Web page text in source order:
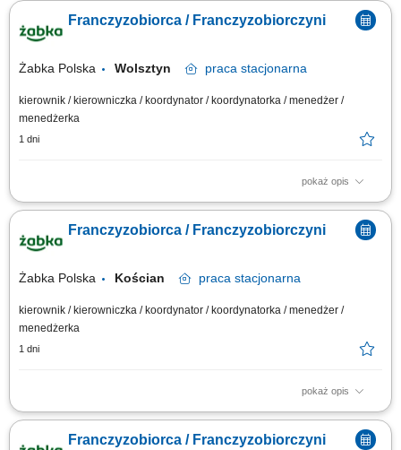
oparciu o sprawdzony model biznesowy. Dbanie o wysoką jakość obsługi.
Monitorowanie stanów magazynowych i zamówień. Dostosowywanie
asortymentu sklepu do potrzeb lokalnego rynku. Współpraca z centralą w
Franczyzobiorca / Franczyzobiorczyni
Żabka Polska Wolsztyn praca stacjonarna
kierownik / kierowniczka / koordynator / koordynatorka / menedżer /
menedżerka
1 dni
pokaż opis
Główne zadania: Prowadzenie własnej działalności gospodarczej w
oparciu o sprawdzony model biznesowy. Dbanie o wysoką jakość obsługi.
Monitorowanie stanów magazynowych i zamówień. Dostosowywanie
asortymentu sklepu do potrzeb lokalnego rynku. Współpraca z centralą w
Franczyzobiorca / Franczyzobiorczyni
Żabka Polska Kościan praca stacjonarna
kierownik / kierowniczka / koordynator / koordynatorka / menedżer /
menedżerka
1 dni
pokaż opis
Główne zadania: Prowadzenie własnej działalności gospodarczej w
oparciu o sprawdzony model biznesowy. Dbanie o wysoką jakość obsługi.
Monitorowanie stanów magazynowych i zamówień. Dostosowywanie
Franczyzobiorca / Franczyzobiorczyni